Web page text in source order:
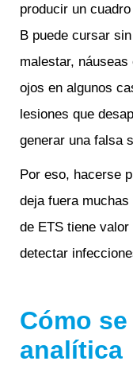
producir un
B puede cursar
malestar,
ojos en algunos
lesiones que
generar una falsa
Por eso, hacerse
deja fuera
de ETS tiene
detectar
Cómo
analítica